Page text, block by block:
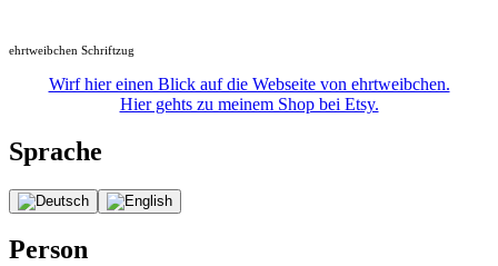
ehrtweibchen Schriftzug
Wirf hier einen Blick auf die Webseite von ehrtweibchen.
Hier gehts zu meinem Shop bei Etsy.
Sprache
Person